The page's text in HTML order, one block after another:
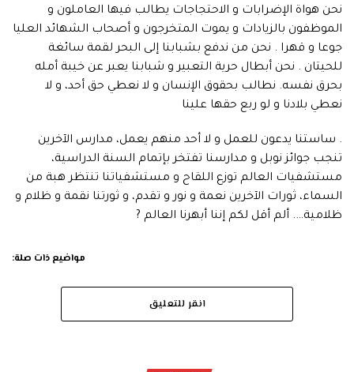
نحن هواة الإضرابات و الاحتجاجات يطالب فيها العاملون و
الموظفون بالزيادات و يموت المتخرجون و أصحاب الشهائد العليا
جوعا و قهرا . نحن من ندفع بشبابنا إلى البحر لقمة سائغة
للحيتان . نحن أبطال حرية التعبير و شبابنا يعبر عن خيبة أمله
بحرق نفسه. نطالب بحقوق الإنسان و لا نعطي حق أحد، و لا
نعطي بلادنا و لو ربع حقها علينا
. ساستنا يدعون للعمل و لا أحد منهم يعمل، مدارس الآخرين
تنجب جوائز نوبل و مدارسنا تفتخر بإتمام السنة الدراسية،
مستشفيات العالم توزع اللقاح و مستشفياتنا تنتظر هبة من
السماء، ثورات الآخرين نعمة و نور و تقدم، و ثورتنا نقمة و ظلام و
ظلامية…. ألم أقل لكم إننا أبهرنا العالم ?
مواضيع ذات صلة:
انقر للتعليق